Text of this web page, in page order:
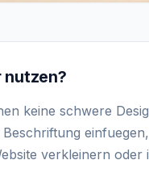
nutzen?
keine schwere
verkleinern